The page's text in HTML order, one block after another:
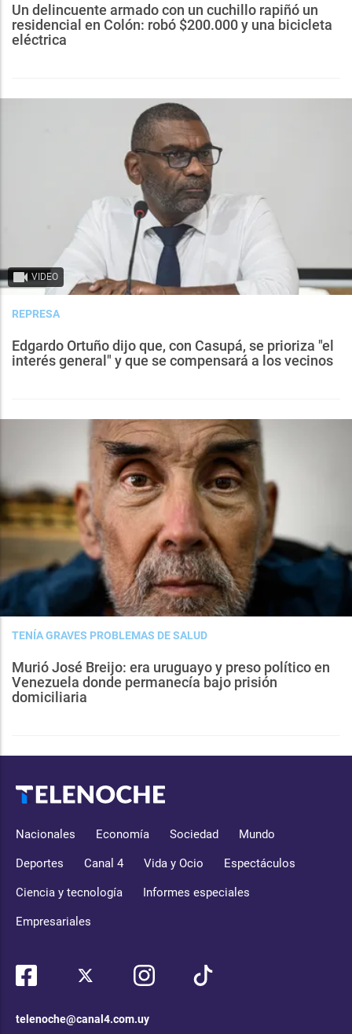
Un delincuente armado con un cuchillo rapiñó un
residencial en Colón: robó $200.000 y una bicicleta
eléctrica
VIDEO
REPRESA
Edgardo Ortuño dijo que, con Casupá, se prioriza "el
interés general" y que se compensará a los vecinos
TENÍA GRAVES PROBLEMAS DE SALUD
Murió José Breijo: era uruguayo y preso político en
Venezuela donde permanecía bajo prisión
domiciliaria
Nacionales Economía Sociedad Mundo
Deportes Canal 4 Vida y Ocio Espectáculos
Ciencia y tecnología Informes especiales
Empresariales
telenoche@canal4.com.uy